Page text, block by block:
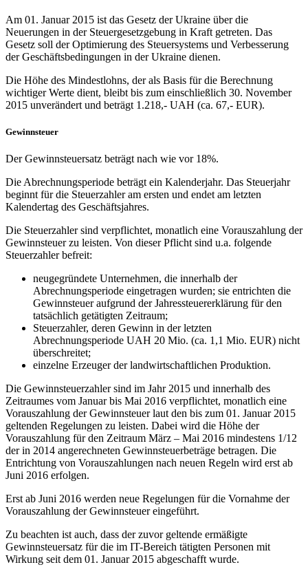
Am 01. Januar 2015 ist das Gesetz der Ukraine über die
Neuerungen in der Steuergesetzgebung in Kraft getreten. Das
Gesetz soll der Optimierung des Steuersystems und Verbesserung
der Geschäftsbedingungen in der Ukraine dienen.
Die Höhe des Mindestlohns, der als Basis für die Berechnung
wichtiger Werte dient, bleibt bis zum einschließlich 30. November
2015 unverändert und beträgt 1.218,- UAH (ca. 67,- EUR).
Gewinnsteuer
Der Gewinnsteuersatz beträgt nach wie vor 18%.
Die Abrechnungsperiode beträgt ein Kalenderjahr. Das Steuerjahr
beginnt für die Steuerzahler am ersten und endet am letzten
Kalendertag des Geschäftsjahres.
Die Steuerzahler sind verpflichtet, monatlich eine Vorauszahlung der
Gewinnsteuer zu leisten. Von dieser Pflicht sind u.a. folgende
Steuerzahler befreit:
neugegründete Unternehmen, die innerhalb der
Abrechnungsperiode eingetragen wurden; sie entrichten die
Gewinnsteuer aufgrund der Jahressteuererklärung für den
tatsächlich getätigten Zeitraum;
Steuerzahler, deren Gewinn in der letzten
Abrechnungsperiode UAH 20 Mio. (ca. 1,1 Mio. EUR) nicht
überschreitet;
einzelne Erzeuger der landwirtschaftlichen Produktion.
Die Gewinnsteuerzahler sind im Jahr 2015 und innerhalb des
Zeitraumes vom Januar bis Mai 2016 verpflichtet, monatlich eine
Vorauszahlung der Gewinnsteuer laut den bis zum 01. Januar 2015
geltenden Regelungen zu leisten. Dabei wird die Höhe der
Vorauszahlung für den Zeitraum März – Mai 2016 mindestens 1/12
der in 2014 angerechneten Gewinnsteuerbeträge betragen. Die
Entrichtung von Vorauszahlungen nach neuen Regeln wird erst ab
Juni 2016 erfolgen.
Erst ab Juni 2016 werden neue Regelungen für die Vornahme der
Vorauszahlung der Gewinnsteuer eingeführt.
Zu beachten ist auch, dass der zuvor geltende ermäßigte
Gewinnsteuersatz für die im IT-Bereich tätigten Personen mit
Wirkung seit dem 01. Januar 2015 abgeschafft wurde.